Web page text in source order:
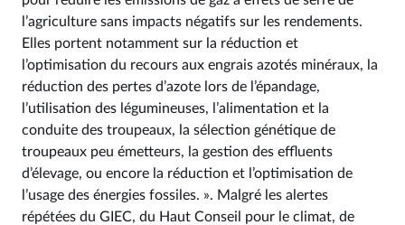
l’agriculture sans impacts négatifs sur les rendements.
Elles portent notamment sur la réduction et
l’optimisation du recours aux engrais azotés minéraux, la
réduction des pertes d’azote lors de l’épandage,
l’utilisation des légumineuses, l’alimentation et la
conduite des troupeaux, la sélection génétique de
troupeaux peu émetteurs, la gestion des effluents
d’élevage, ou encore la réduction et l’optimisation de
l’usage des énergies fossiles. ». Malgré les alertes
répétées du GIEC, du Haut Conseil pour le climat, de